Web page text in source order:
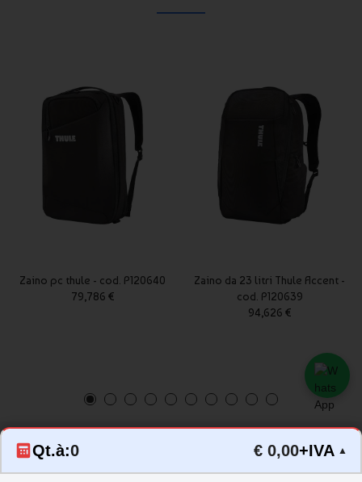
Qt.à:0 € 0,00+IVA ▲
Zaino pc thule - cod. P120640
79,786 €
Zaino da 23 litri Thule Accent -
cod. P120639
94,626 €